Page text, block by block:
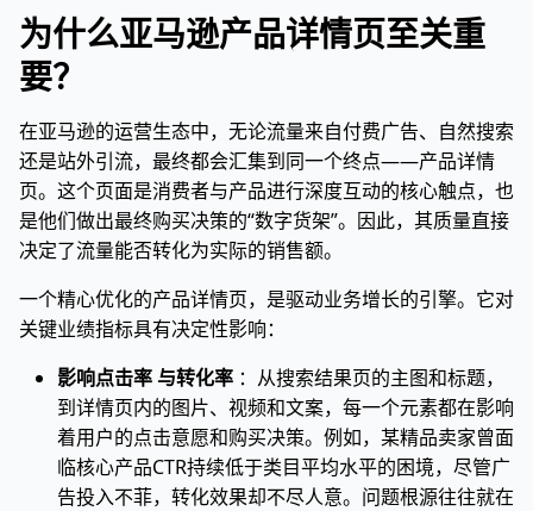
为什么亚马逊产品详情页至关重
要？
在亚马逊的运营生态中，无论流量来自付费广告、自然搜索
还是站外引流，最终都会汇集到同一个终点——产品详情
页。这个页面是消费者与产品进行深度互动的核心触点，也
是他们做出最终购买决策的“数字货架”。因此，其质量直接
决定了流量能否转化为实际的销售额。
一个精心优化的产品详情页，是驱动业务增长的引擎。它对
关键业绩指标具有决定性影响：
影响点击率 与转化率 ：从搜索结果页的主图和标题，
到详情页内的图片、视频和文案，每一个元素都在影响
着用户的点击意愿和购买决策。例如，某精品卖家曾面
临核心产品CTR持续低于类目平均水平的困境，尽管广
告投入不菲，转化效果却不尽人意。问题根源往往就在